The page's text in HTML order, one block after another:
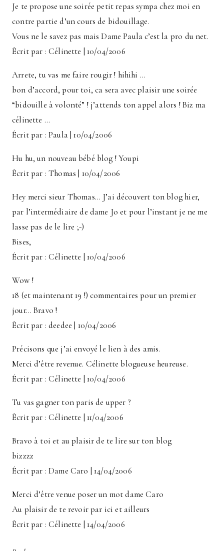
Je te propose une soirée petit repas sympa chez moi en
contre partie d’un cours de bidouillage.
Vous ne le savez pas mais Dame Paula c’est la pro du net.
Écrit par : Célinette | 10/04/2006
Arrete, tu vas me faire rougir ! hihihi …
bon d’accord, pour toi, ca sera avec plaisir une soirée
“bidouille à volonté” ! j’attends ton appel alors ! Biz ma
célinette …
Écrit par : Paula | 10/04/2006
Hu hu, un nouveau bébé blog ! Youpi
Écrit par : Thomas | 10/04/2006
Hey merci sieur Thomas… J’ai découvert ton blog hier,
par l’intermédiaire de dame Jo et pour l’instant je ne me
lasse pas de le lire ;-)
Bises,
Écrit par : Célinette | 10/04/2006
Wow !
18 (et maintenant 19 !) commentaires pour un premier
jour… Bravo !
Écrit par : deedee | 10/04/2006
Précisons que j’ai envoyé le lien à des amis.
Merci d’être revenue. Célinette blogueuse heureuse.
Écrit par : Célinette | 10/04/2006
Tu vas gagner ton paris de upper ?
Écrit par : Célinette | 11/04/2006
Bravo à toi et au plaisir de te lire sur ton blog
bizzzz
Écrit par : Dame Caro | 14/04/2006
Merci d’être venue poser un mot dame Caro
Au plaisir de te revoir par ici et ailleurs
Écrit par : Célinette | 14/04/2006